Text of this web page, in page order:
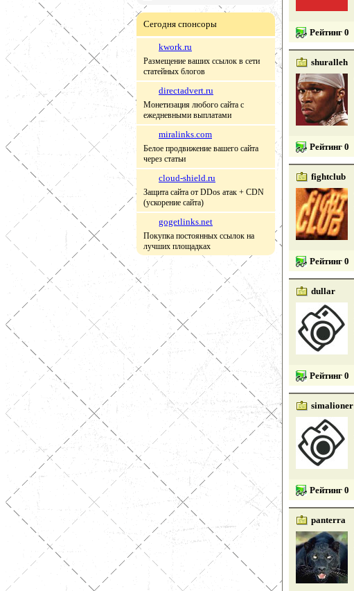
Сегодня спонсоры
kwork.ru
Размещение ваших ссылок в сети
статейных блогов
directadvert.ru
Монетизация любого сайта с
ежедневными выплатами
miralinks.com
Белое продвижение вашего сайта
через статьи
cloud-shield.ru
Защита сайта от DDos атак + CDN
(ускорение сайта)
gogetlinks.net
Покупка постоянных ссылок на
лучших площадках
Рейтинг 0
shuralleh
Рейтинг 0
fightclub
Рейтинг 0
dullar
Рейтинг 0
simalioner
Рейтинг 0
panterra